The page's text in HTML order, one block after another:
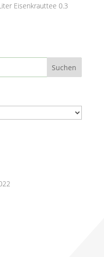
Eisenkrauttee 0.3